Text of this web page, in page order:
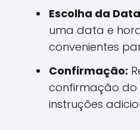
Escolha da
uma data e
convenientes
Confirmação:
confirmação
instruções